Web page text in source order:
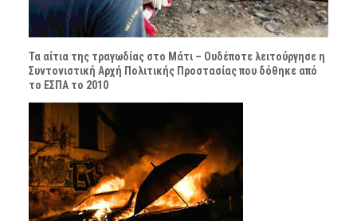
Τα αίτια της τραγωδίας στο Μάτι – Ουδέποτε λειτούργησε η
Συντονιστική Αρχή Πολιτικής Προστασίας που δόθηκε από
το ΕΣΠΑ το 2010